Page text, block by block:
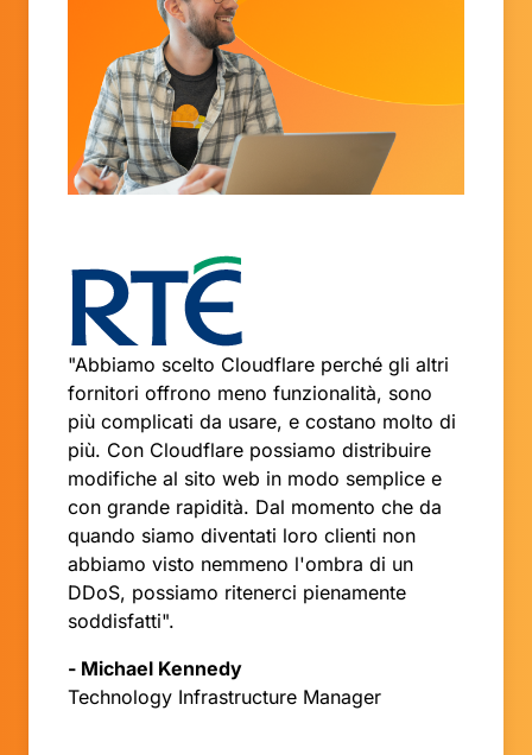
"Abbiamo scelto Cloudflare perché gli altri
fornitori offrono meno funzionalità, sono
più complicati da usare, e costano molto di
più. Con Cloudflare possiamo distribuire
modifiche al sito web in modo semplice e
con grande rapidità. Dal momento che da
quando siamo diventati loro clienti non
abbiamo visto nemmeno l'ombra di un
DDoS, possiamo ritenerci pienamente
soddisfatti".
- Michael Kennedy
Technology Infrastructure Manager